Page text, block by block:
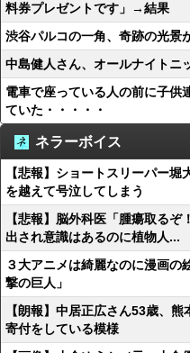
料券プレゼントです」→結果
渋谷パルコの一角、奇跡の光景
中島健人さん、オールナイトニ
電車で座っている人の前に子供
ていた・・・・・
ネラーボイス
【悲報】ショートスリーパー
を越えて号泣してしまう
【悲報】脳外科医「腫瘍取る
出され意識はあるのに植物人...
３大アニメは綺麗なのに漫画の
撃の巨人」
【朗報】中居正広さん53歳、
寄付をしている模様